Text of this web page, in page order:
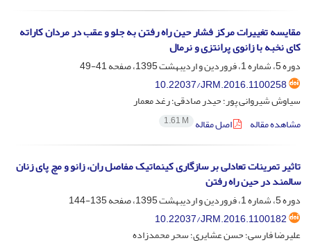
مقایسه تغییرات مرکز فشار حین راه رفتن به جلو و عقب در مردان کاراته
کای نخبه با زانوی پرانتزی و نرمال
دوره 5، شماره 1، فروردین و اردیبهشت 1395، صفحه
41-49
10.22037/JRM.2016.1100258
سیاوش شیروانی پور؛ حیدر صادقی؛ رغد معمار
مشاهده مقاله
اصل مقاله 1.61 M
تاثیر تمرینات تعادلی بر سازگاری کینماتیک مفاصل ران، زانو و مچ پای زنان
سالمند در حین راه رفتن
دوره 5، شماره 1، فروردین و اردیبهشت 1395، صفحه
135-144
10.22037/JRM.2016.1100182
علیرضا فارسی؛ حسن عشایری؛ سحر محمدزاده